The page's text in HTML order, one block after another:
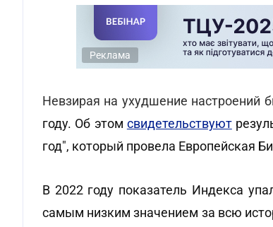
Реклама
Невзирая на ухудшение настроений
году. Об этом свидетельствуют
год", который провела Европейская
В 2022 году показатель Индекса
самым низким значением за всю